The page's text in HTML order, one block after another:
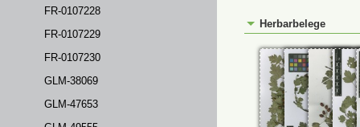
FR-0107228
FR-0107229
FR-0107230
GLM-38069
GLM-47653
Herbarbelege